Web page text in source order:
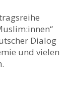
Dialog
und vielen